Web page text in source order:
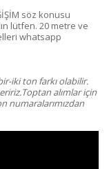
söz konusu
lütfen. 20 metre ve
whatsapp
iki ton farkı olabilir.
alımlar için
numaralarımızdan